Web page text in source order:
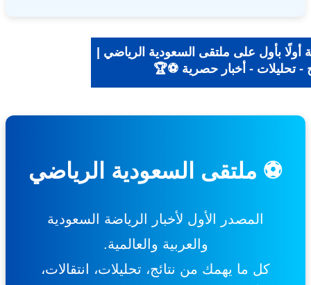
بأول على ملتقى السعودية الرياضي |
- تحليلات - أخبار حصرية ⚽🏆
⚽ ملتقى السعودية الرياضي
المصدر الأول لأخبار الرياضة السعودية
والعربية والعالمية.
كل ما يهمك من نتائج، تحليلات، انتقالات،